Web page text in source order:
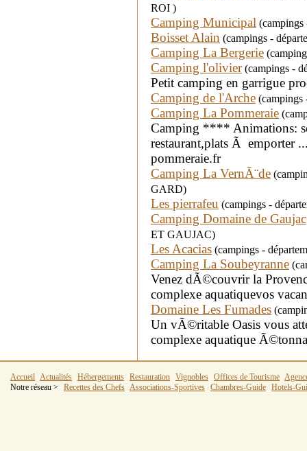
ROI )
Camping Municipal
Boisset Alain (campings -
Camping La Bergerie
Camping l'olivier(campings -
Petit camping en garrigue
Camping de l'Arche
Camping La Pommeraie
Camping **** Animations:
restaurant,plats Ã emporter
pommeraie.fr
Camping La VernÃ¨de
GARD)
Les pierrafeu (campings -
Camping Domaine de Gaujac
ET GAUJAC)
Les Acacias (campings -
Camping La Soubeyranne
Venez dÃ©couvrir la
complexe aquatiquevos
Domaine Les Fumades
Un vÃ©ritable Oasis vous
complexe aquatique
Accueil Actualités Hébergements Restauration Vignobles Offices de Tourisme
Notre réseau >
Recettes des Chefs Associations-Sportives Chambres-Guide Hotels-